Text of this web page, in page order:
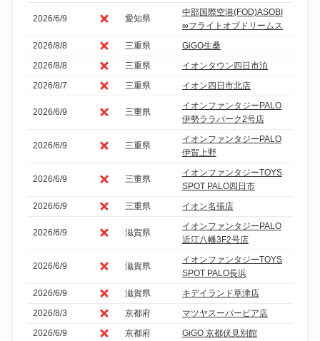
2026/6/9 愛知県
中部国際空港(FOD)ASOBI
∞フライトオブドリームス
2026/8/8
三重県
GiGO生桑
2026/8/8
三重県
イオンタウン四日市泊
2026/8/7
三重県 イオン四日市北店
2026/6/9 三重県
イオンファンタジーPALO
伊勢ララパーク2号店
2026/6/9 三重県
イオンファンタジーPALO
伊賀上野
2026/6/9 三重県
イオンファンタジーTOYS
SPOT PALO四日市
2026/6/9
三重県 イオン名張店
2026/6/9 滋賀県
イオンファンタジーPALO
近江八幡3F2号店
2026/6/9 滋賀県
イオンファンタジーTOYS
SPOT PALO長浜
2026/6/9
滋賀県
キデイランド草津店
2026/8/3
京都府
マツヤスーパービア店
2026/6/9
京都府
GiGO 京都伏見別館